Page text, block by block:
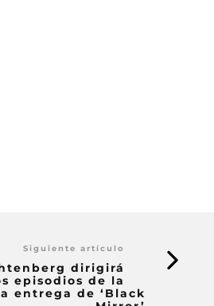
Siguiente artículo
dirigirá
episodios de la
entrega de ‘Black